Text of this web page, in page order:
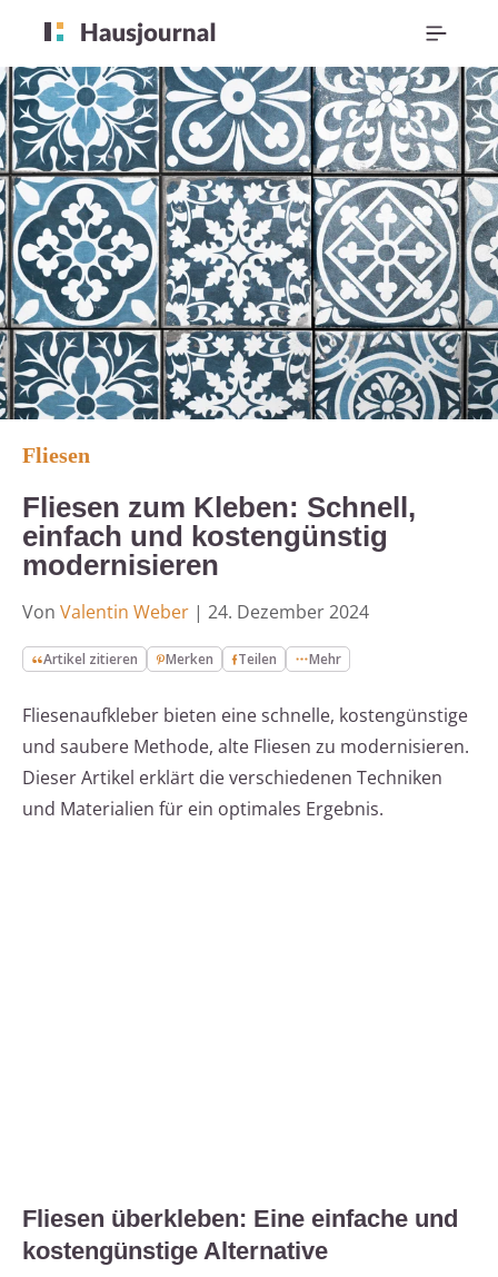
Fliesen
Fliesen zum Kleben: Schnell,
einfach und kostengünstig
modernisieren
Von Valentin Weber | 24. Dezember 2024
Artikel zitieren Merken Teilen Mehr
Fliesenaufkleber bieten eine schnelle, kostengünstige
und saubere Methode, alte Fliesen zu modernisieren.
Dieser Artikel erklärt die verschiedenen Techniken
und Materialien für ein optimales Ergebnis.
Fliesen überkleben: Eine einfache und
kostengünstige Alternative